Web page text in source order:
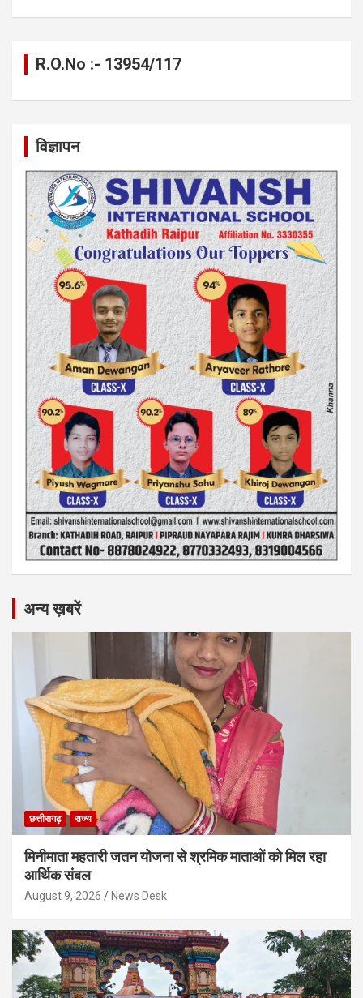
R.O.No :- 13954/117
विज्ञापन
अन्य ख़बरें
छत्तीसगढ़ राज्य
मिनीमाता महतारी जतन योजना से श्रमिक माताओं को मिल रहा
आर्थिक संबल
August 9, 2026 News Desk